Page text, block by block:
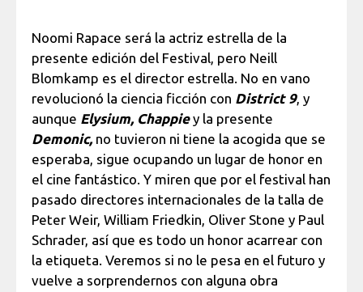
Noomi Rapace será la actriz estrella de la
presente edición del Festival, pero Neill
Blomkamp es el director estrella. No en vano
revolucionó la ciencia ficción con District 9, y
aunque Elysium, Chappiey la presente
Demonic,no tuvieron ni tiene la acogida que se
esperaba, sigue ocupando un lugar de honor en
el cine fantástico. Y miren que por el festival han
pasado directores internacionales de la talla de
Peter Weir, William Friedkin, Oliver Stone y Paul
Schrader, así que es todo un honor acarrear con
la etiqueta. Veremos si no le pesa en el futuro y
vuelve a sorprendernos con alguna obra